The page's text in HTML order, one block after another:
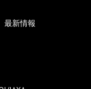
最新情報